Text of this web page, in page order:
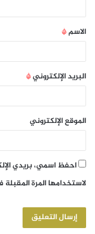
الاسم*
البريد الإلكتروني*
الموقع الإلكتروني
احفظ اسمي، بريدي
لاستخدامها المرة